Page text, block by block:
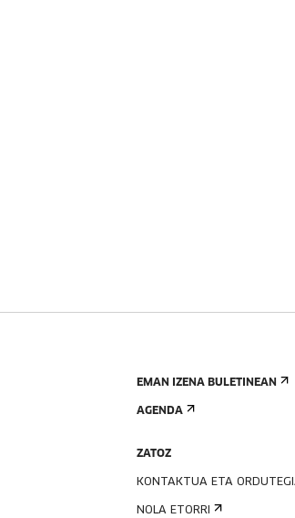
EMAN IZENA BULETINEAN
AGENDA
ZATOZ
KONTAKTUA ETA
NOLA ETORRI